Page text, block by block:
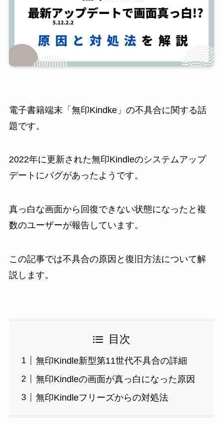
電子書籍端末「無印Kindke」の不具合に関する話
題です。
2022年に更新された無印Kindleのシステムアップ
デートにバグがあったようです。
真っ白な画面から回復できない状態になったと複
数のユーザーが報告しています。
この記事では不具合の原因と復旧方法について解
説します。
目次
無印Kindle新型第11世代不具合の詳細
無印Kindleの画面が真っ白になった原因
無印Kindleフリーズからの対処法